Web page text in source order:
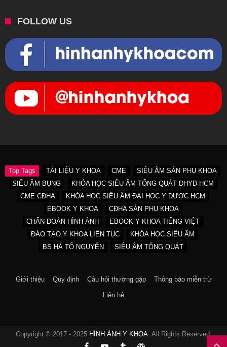
FOLLOW US
Top Tags TÀI LIỆU Y KHOA CME
SIÊU ÂM SẢN PHỤ KHOA
SIÊU ÂM BỤNG
KHÓA HỌC SIÊU ÂM TỔNG QUÁT ĐHYD HCM
CME CĐHA
KHÓA HỌC SIÊU ÂM ĐẠI HỌC Y DƯỢC HCM
EBOOK Y KHOA
CĐHA SẢN PHỤ KHOA
CHẨN ĐOÁN HÌNH ẢNH
EBOOK Y KHOA TIẾNG VIỆT
ĐÀO TẠO Y KHOA LIÊN TỤC
KHÓA HỌC SIÊU ÂM
BS HÀ TỐ NGUYÊN
SIÊU ÂM TỔNG QUÁT
Giới thiệu Quy định Câu hỏi thường gặp Thông báo miễn trừ
Liên hệ
Copyright © 2017 - 2025 HÌNH ẢNH Y KHOA. All Rights Reserved.